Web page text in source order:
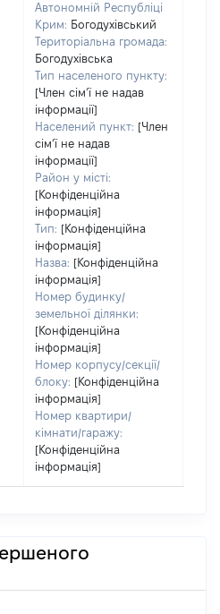
Автономній Республіці
Крим: Богодухівський
Територіальна громада:
Богодухівська
Тип населеного пункту:
[Член сімʼї не надав
інформації]
Населений пункт: [Член
сімʼї не надав
інформації]
Район у місті:
[Конфіденційна
інформація]
Тип: [Конфіденційна
інформація]
Назва: [Конфіденційна
інформація]
Номер будинку/
земельної ділянки:
[Конфіденційна
інформація]
Номер корпусу/секції/
блоку: [Конфіденційна
інформація]
Номер квартири/
кімнати/гаражу:
[Конфіденційна
інформація]